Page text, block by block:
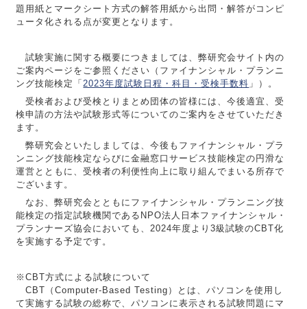
題用紙とマークシート方式の解答用紙から出問・解答がコンピ
ュータ化される点が変更となります。
試験実施に関する概要につきましては、弊研究会サイト内の
ご案内ページをご参照ください（ファイナンシャル・プランニ
ング技能検定「2023年度試験日程・科目・受検手数料 」）。
受検者および受検とりまとめ団体の皆様には、今後適宜、受
検申請の方法や試験形式等についてのご案内をさせていただき
ます。
弊研究会といたしましては、今後もファイナンシャル・プラ
ンニング技能検定ならびに金融窓口サービス技能検定の円滑な
運営とともに、受検者の利便性向上に取り組んでまいる所存で
ございます。
なお、弊研究会とともにファイナンシャル・プランニング技
能検定の指定試験機関であるNPO法人日本ファイナンシャル・
プランナーズ協会においても、2024年度より3級試験のCBT化
を実施する予定です。
※CBT方式による試験について
CBT（Computer-Based Testing）とは、パソコンを使用し
て実施する試験の総称で、パソコンに表示される試験問題にマ